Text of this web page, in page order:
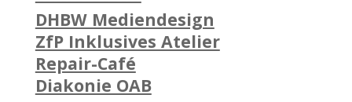
DHBW Mediendesign
ZfP Inklusives Atelier
Repair-Café
Diakonie OAB